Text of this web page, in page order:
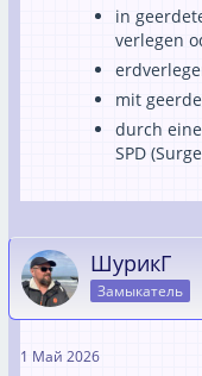
in
verlegen
mit
durch
SPD
ШурикГ
Замыкатель
1 Май 2026